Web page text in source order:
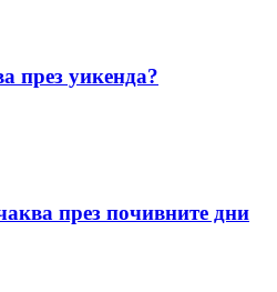
през уикенда?
през почивните дни